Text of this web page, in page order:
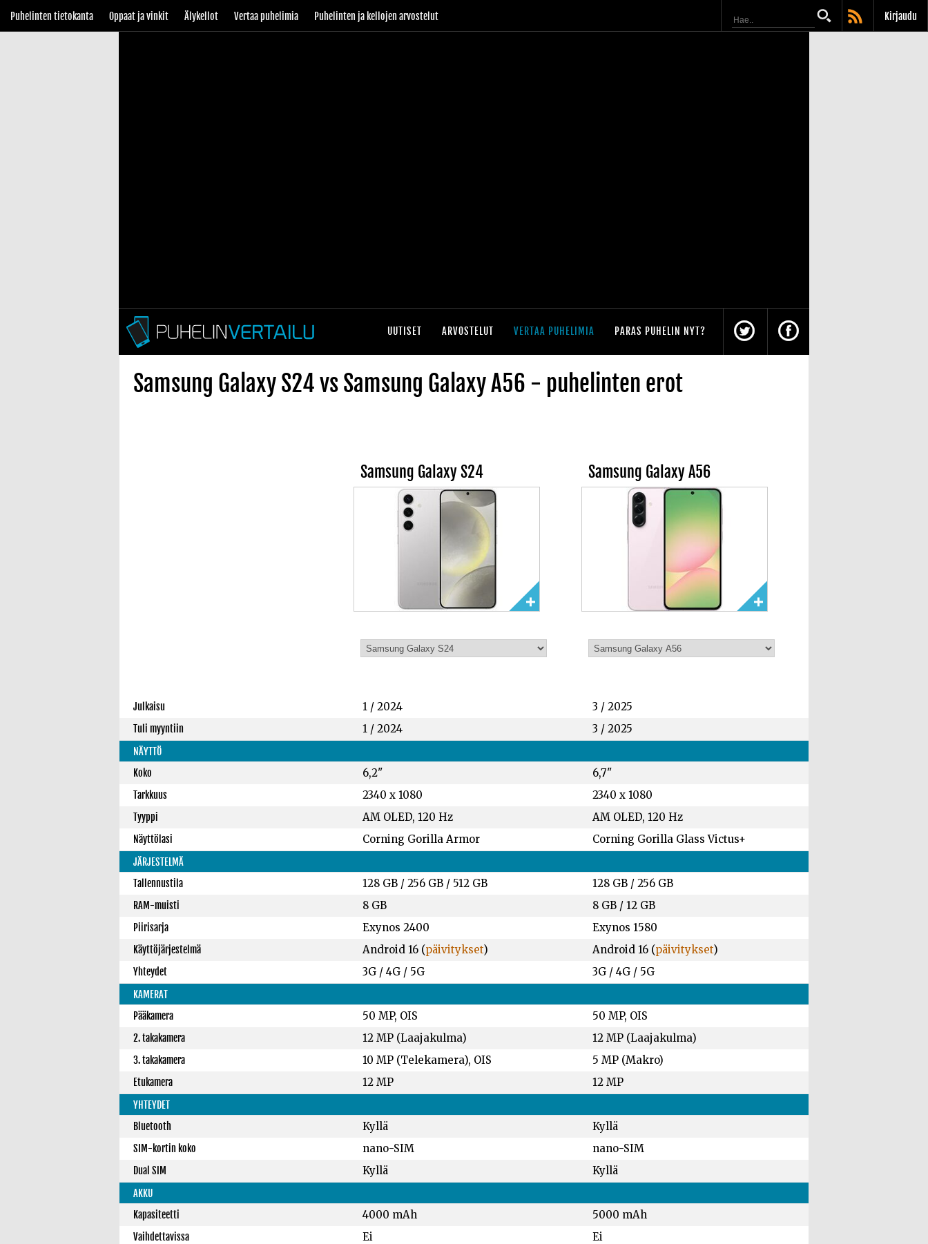
Puhelinten tietokanta Oppaat ja vinkit Älykellot Vertaa puhelimia Puhelinten ja kellojen arvostelut Kirjaudu
UUTISET ARVOSTELUT VERTAA PUHELIMIA PARAS PUHELIN NYT?
Samsung Galaxy S24 vs Samsung Galaxy A56 - puhelinten erot
Samsung Galaxy S24 Samsung Galaxy A56
Julkaisu 1 / 2024 3 / 2025
Tuli myyntiin 1 / 2024 3 / 2025
NÄYTTÖ
Koko
6,2" 6,7"
Tarkkuus 2340 x 1080 2340 x 1080
Tyyppi AM OLED, 120 Hz AM OLED, 120 Hz
Näyttölasi Corning Gorilla Armor Corning Gorilla Glass Victus+
JÄRJESTELMÄ
Tallennustila
128 GB /256 GB / 512 GB 128 GB/ 256 GB
RAM-muisti 8 GB 8 GB/ 12 GB
Piirisarja Exynos 2400 Exynos 1580
Käyttöjärjestelmä Android 16 (päivitykset) Android 16 (päivitykset)
Yhteydet 3G / 4G / 5G 3G / 4G / 5G
KAMERAT
Pääkamera
50 MP, OIS 50 MP, OIS
2. takakamera 12 MP (Laajakulma) 12 MP (Laajakulma)
3. takakamera 10 MP (Telekamera), OIS 5 MP (Makro)
Etukamera 12 MP 12 MP
YHTEYDET
Bluetooth
Kyllä Kyllä
SIM-kortin koko nano-SIM nano-SIM
Dual SIM Kyllä Kyllä
AKKU
Kapasiteetti
4000 mAh 5000 mAh
Vaihdettavissa Ei Ei